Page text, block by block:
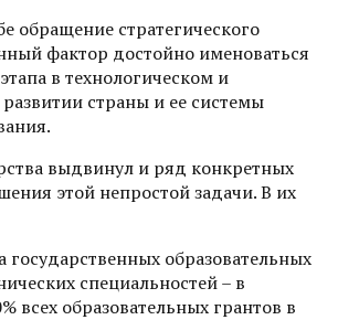
обращение стратегического
фактор достойно именоваться
в технологическом и
страны и ее системы
выдвинул и ряд конкретных
этой непростой задачи. В их
государственных образовательных
специальностей – в
всех образовательных грантов в